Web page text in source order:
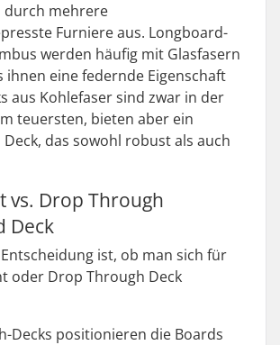
durch mehrere
Furniere aus. Longboard-
werden häufig mit Glasfasern
ihnen eine federnde Eigenschaft
aus Kohlefaser sind zwar in der
teuersten, bieten aber ein
das sowohl robust als auch
vs. Drop Through
Deck
ist, ob man sich für
oder Drop Through Deck
Decks positionieren die Boards